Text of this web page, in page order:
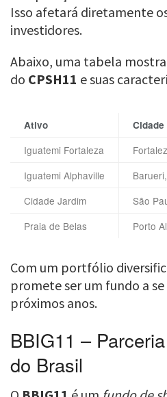
Isso afetará diretamente
investidores.
Abaixo, uma tabela
do CPSH11 e suas
Ativo Cidade
Iguatemi Fortaleza
Iguatemi Alphaville
Cidade Jardim
São
Praia de Belas
Porto
Com um portfólio
promete ser um fundo a
próximos anos.
BBIG11 –
do Brasil